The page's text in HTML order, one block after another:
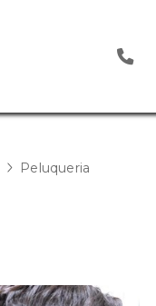
Peluqueria